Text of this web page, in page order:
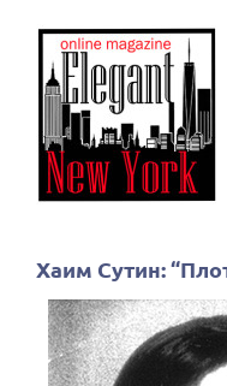
Хаим Сутин: